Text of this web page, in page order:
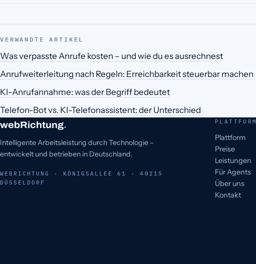
VERWANDTE ARTIKEL
Was verpasste Anrufe kosten – und wie du es ausrechnest
Anrufweiterleitung nach Regeln: Erreichbarkeit steuerbar machen
KI-Anrufannahme: was der Begriff bedeutet
Telefon-Bot vs. KI-Telefonassistent: der Unterschied
webRichtung.
Intelligente Arbeitsleistung durch Technologie –
entwickelt und betrieben in Deutschland.
WEBRICHTUNG · KÖNIGSALLEE 61 · 40215
DÜSSELDORF
PLATTFORM
Plattform
Preise
Leistungen
Für Agents
Über uns
Kontakt